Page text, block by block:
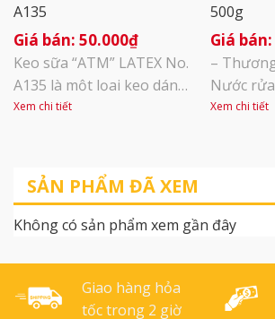
A135
50.000₫
Keo sữa “ATM” LATEX No.
A135 là một lọai keo dán
PVA tổng hợp chất lượng
Slime, dán giấy, dán gỗ,
dán nhựa,… Không độc hại
cho người sử dụng và
dẫn sử dụng Keo sữa đa
năng Latex: [...]
Xem chi tiết
500g
–
Nước
500g là
đến
Xem chi tiết
SẢN PHẨM ĐÃ XEM
Không có sản phẩm xem gần đây
Giao hàng hỏa
tốc trong 2 giờ